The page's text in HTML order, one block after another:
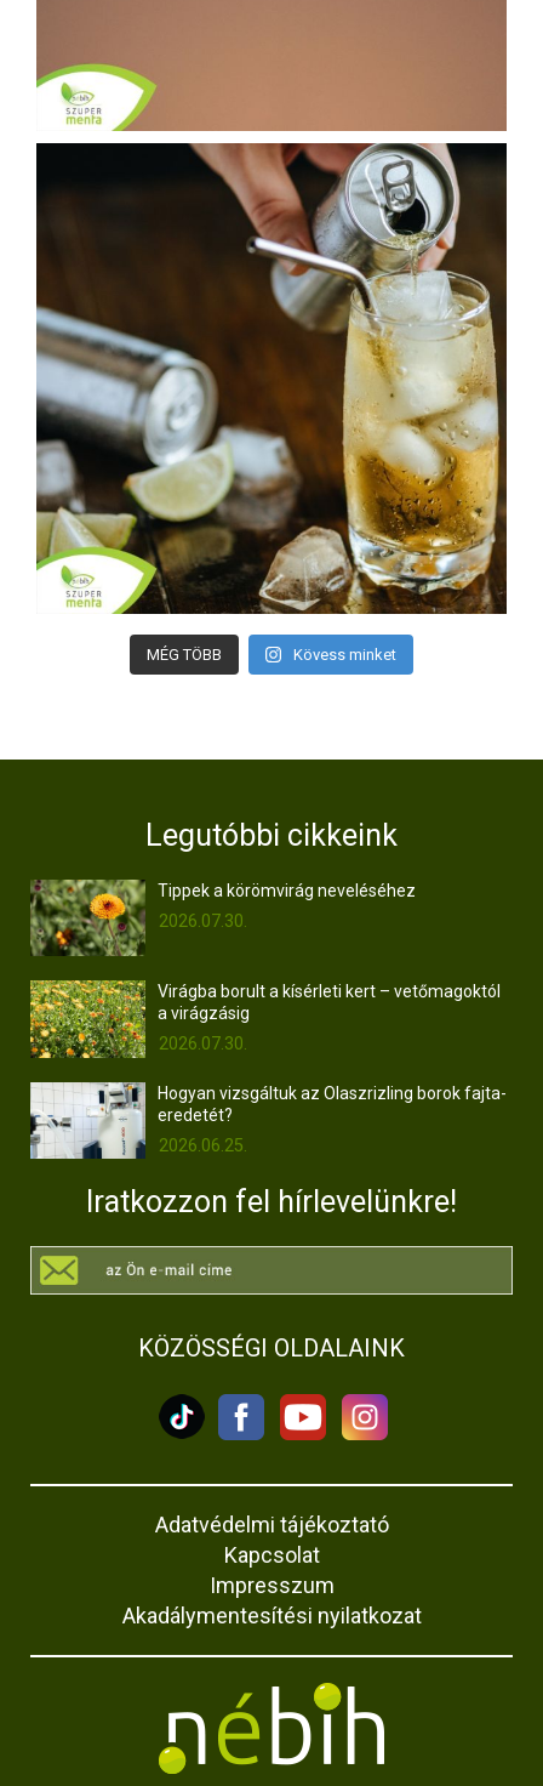
MÉG TÖBB Kövess minket
Legutóbbi cikkeink
Tippek a körömvirág neveléséhez
2026.07.30.
Virágba borult a kísérleti kert – vetőmagoktól
a virágzásig
2026.07.30.
Hogyan vizsgáltuk az Olaszrizling borok fajta-
eredetét?
2026.06.25.
Iratkozzon fel hírlevelünkre!
KÖZÖSSÉGI OLDALAINK
Adatvédelmi tájékoztató
Kapcsolat
Impresszum
Akadálymentesítési nyilatkozat